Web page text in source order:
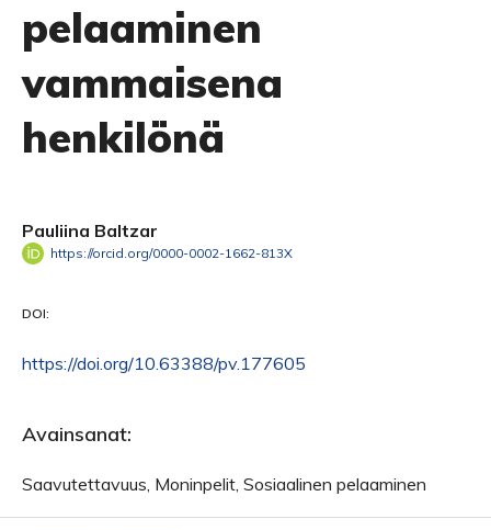
pelaaminen
vammaisena
henkilönä
Pauliina Baltzar
https://orcid.org/0000-0002-1662-813X
DOI:
https://doi.org/10.63388/pv.177605
Avainsanat:
Saavutettavuus, Moninpelit, Sosiaalinen pelaaminen